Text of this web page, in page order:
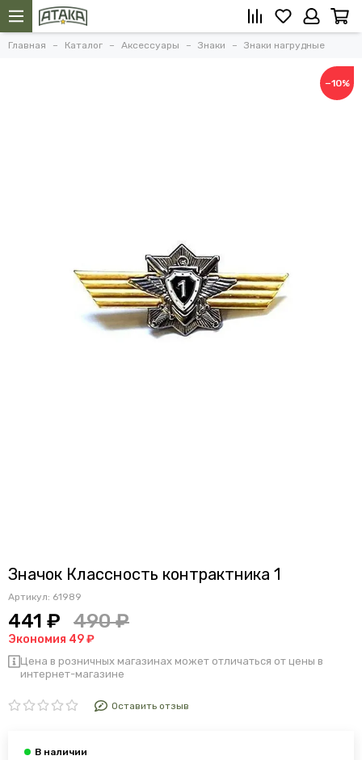
Главная Каталог Аксессуары Знаки Знаки нагрудные
−10%
Значок Классность контрактника 1
Артикул: 61989
441 ₽ 490 ₽
Экономия 49 ₽
Цена в розничных магазинах может отличаться от цены в
интернет-магазине
Оставить отзыв